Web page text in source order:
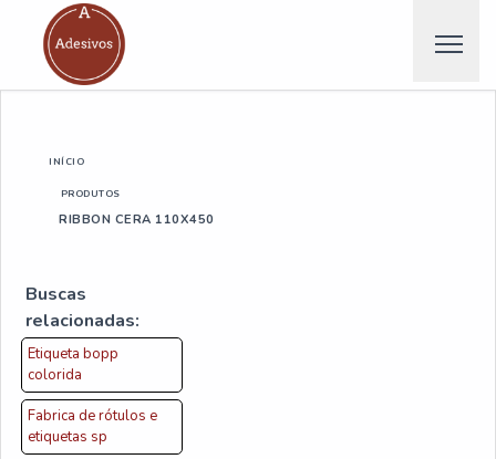
INÍCIO
PRODUTOS
RIBBON CERA 110X450
Buscas
relacionadas:
Etiqueta bopp
colorida
Fabrica de rótulos e
etiquetas sp